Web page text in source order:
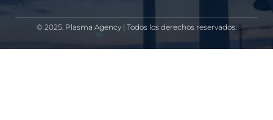
© 2025. Plasma Agency | Todos los derechos reservados.